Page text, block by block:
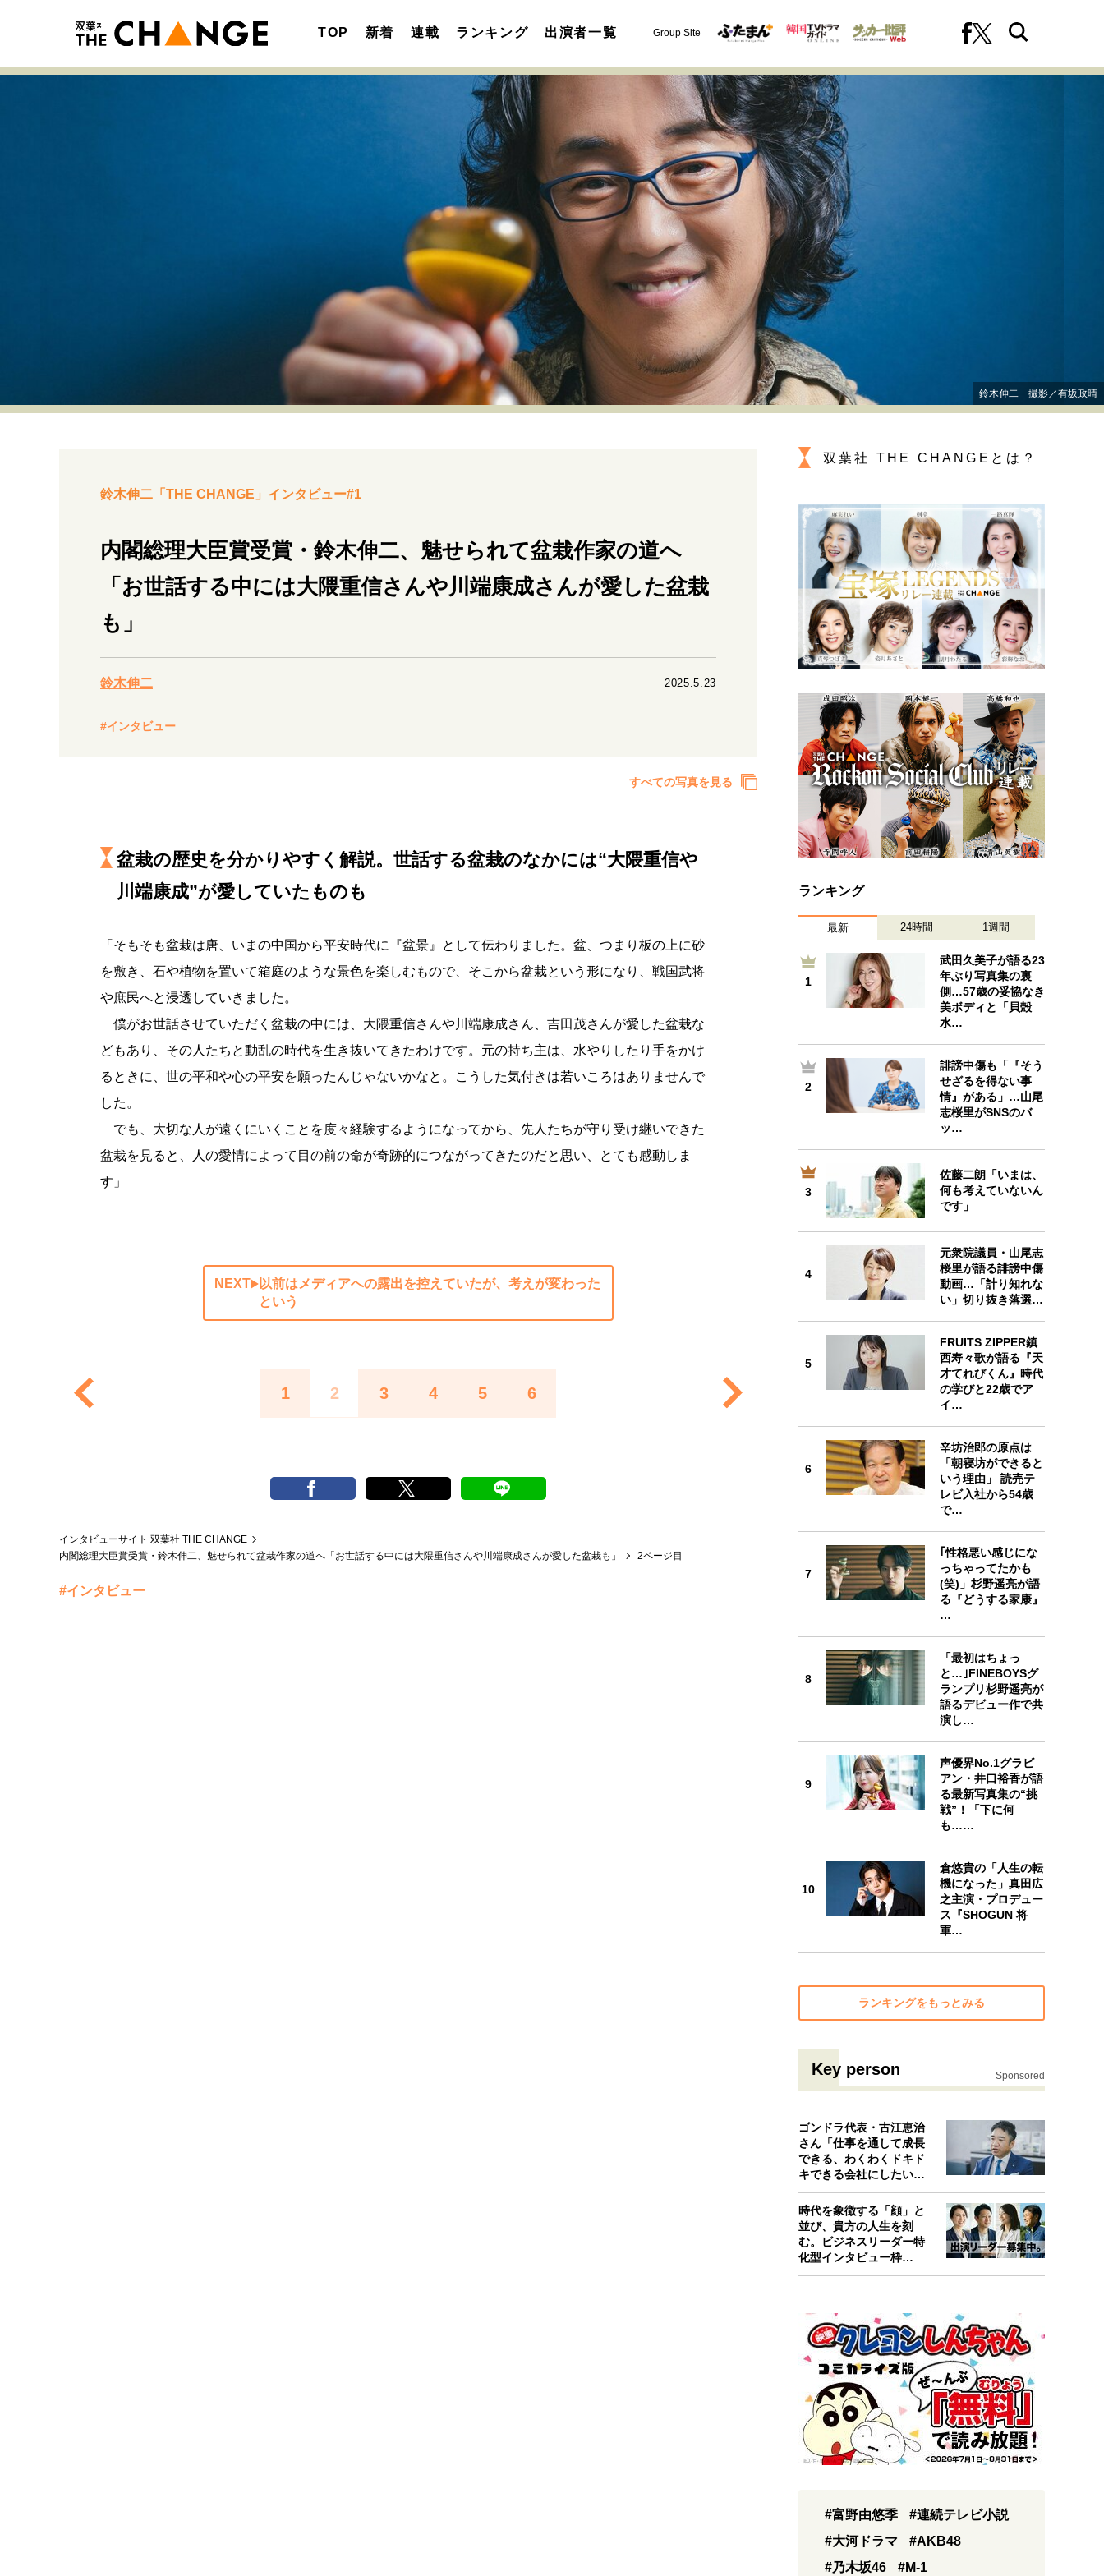
TOP 新着 連載 ランキング 出演者一覧 Group Site
運命を変えた出会い 決断の裏側 挫折からの再起 未知への挑戦
プロフェッショナルの矜持
表現者の葛藤
人生が動いた日 10代の挫折と原点
セカンドキャリアの描き方 独立という決断 大人の学び直し
ファーストキャリアを拓く
夢を掴む選択
リーダーの流儀 変革の原動力 次世代へのバトン トップが描く未来
一生モノの愛用品
社会・カルチャー・マネー 地域とつながる/お金との付き合い方
鈴木伸二 撮影／有坂政晴
鈴木伸二「THE CHANGE」インタビュー#1
内閣総理大臣賞受賞・鈴木伸二、魅せられて盆栽作家の道へ
「お世話する中には大隈重信さんや川端康成さんが愛した盆栽
も」
鈴木伸二 2025.5.23
#インタビュー
すべての写真を見る
盆栽の歴史を分かりやすく解説。世話する盆栽のなかには“大隈重信や
川端康成”が愛していたものも
「そもそも盆栽は唐、いまの中国から平安時代に『盆景』として伝わりました。盆、つまり板の上に砂
を敷き、石や植物を置いて箱庭のような景色を楽しむもので、そこから盆栽という形になり、戦国武将
や庶民へと浸透していきました。
僕がお世話させていただく盆栽の中には、大隈重信さんや川端康成さん、吉田茂さんが愛した盆栽な
どもあり、その人たちと動乱の時代を生き抜いてきたわけです。元の持ち主は、水やりしたり手をかけ
るときに、世の平和や心の平安を願ったんじゃないかなと。こうした気付きは若いころはありませんで
した。
でも、大切な人が遠くにいくことを度々経験するようになってから、先人たちが守り受け継いできた
盆栽を見ると、人の愛情によって目の前の命が奇跡的につながってきたのだと思い、とても感動しま
す」
NEXT
以前はメディアへの露出を控えていたが、考えが変わった
という
1 2 3 4 5 6
インタビューサイト 双葉社 THE CHANGE
内閣総理大臣賞受賞・鈴木伸二、魅せられて盆栽作家の道へ「お世話する中には大隈重信さんや川端康成さんが愛した盆栽も」
2ページ目
#インタビュー
双葉社 THE CHANGEとは？
ランキング
最新 24時間 1週間
1
武田久美子が語る23
年ぶり写真集の裏
側…57歳の妥協なき
美ボディと「貝殻
水…
2
誹謗中傷も「『そう
せざるを得ない事
情』がある」…山尾
志桜里がSNSのバ
ッ…
3
佐藤二朗「いまは、
何も考えていないん
です」
4
元衆院議員・山尾志
桜里が語る誹謗中傷
動画…「計り知れな
い」切り抜き落選…
5
FRUITS ZIPPER鎮
西寿々歌が語る『天
才てれびくん』時代
の学びと22歳でア
イ…
6
辛坊治郎の原点は
「朝寝坊ができると
いう理由」 読売テ
レビ入社から54歳
で…
7
｢性格悪い感じにな
っちゃってたかも
(笑)」杉野遥亮が語
る『どうする家康』
…
8
「最初はちょっ
と…｣FINEBOYSグ
ランプリ杉野遥亮が
語るデビュー作で共
演し…
9
声優界No.1グラビ
アン・井口裕香が語
る最新写真集の“挑
戦”！「下に何
も……
10
倉悠貴の「人生の転
機になった」真田広
之主演・プロデュー
ス『SHOGUN 将
軍…
ランキングをもっとみる
Key person Sponsored
ゴンドラ代表・古江恵治
さん「仕事を通して成長
できる、わくわくドキド
キできる会社にしたいと
考えたんで…
時代を象徴する「顔」と
並び、貴方の人生を刻
む。ビジネスリーダー特
化型インタビュー枠
『Key person』始…
#富野由悠季
#連続テレビ小説
#大河ドラマ
#AKB48
#乃木坂46
#M-1